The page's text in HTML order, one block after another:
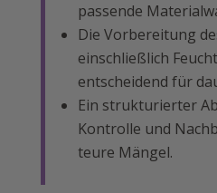
passende
Die Vorbereitung
einschließlich
entscheidend für
Ein strukturierter
Kontrolle und
teure Mängel.